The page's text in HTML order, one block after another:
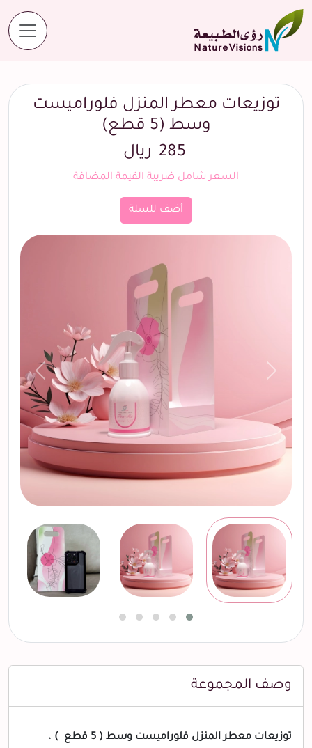
المنتجات
توزيعات معطر المنزل فلوراميست وسط (5 قطع)
توزيعات معطر المنزل فلوراميست
وسط (5 قطع)
285 ريال
السعر شامل ضريبة القيمة المضافة
أضف للسلة
التالي السابق
وصف المجموعة
توزيعات معطر المنزل فلوراميست وسط ( 5 قطع )
،